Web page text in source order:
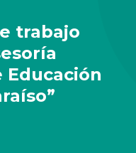
trabajo
Educación